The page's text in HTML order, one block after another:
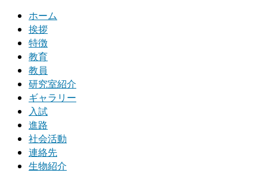
ホーム
挨拶
特徴
教育
教員
研究室紹介
ギャラリー
入試
進路
社会活動
連絡先
生物紹介